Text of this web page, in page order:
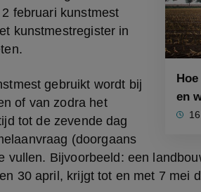
en
februari kunstmest
kunstmestregister in
gebruikt wordt bij
of van zodra het
tot de zevende dag
(doorgaans
vullen. Bijvoorbeeld: een
30 april, krijgt tot en met 7 mei